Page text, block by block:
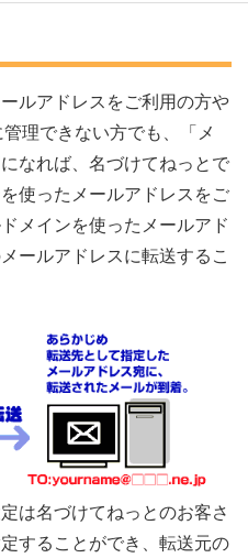
ルアドレスをご利用の方や
理できない方でも、「メ
なれば、名づけてねっとで
使ったメールアドレスをご
メインを使ったメールアド
ールアドレスに転送するこ
は名づけてねっとのお客さ
することができ、転送元の